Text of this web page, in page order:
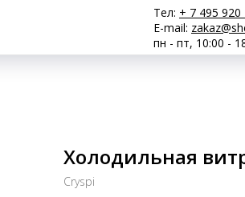
Тел: + 7 495 920
E-mail:
пн - пт, 10:00 -
Холодильная
Cryspi